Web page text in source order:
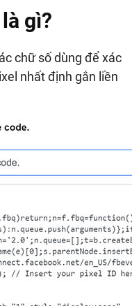
gì?
chữ số dùng để xác
nhất định gắn liền